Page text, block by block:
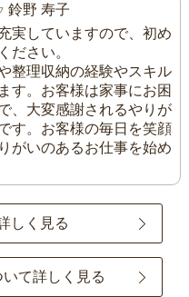
鈴野 寿子
実していますので、初め
ださい。
整理収納の経験やスキル
す。お客様は家事にお困
、大変感謝されるやりが
す。お客様の毎日を笑顔
がいのあるお仕事を始め
しく見る
て詳しく見る